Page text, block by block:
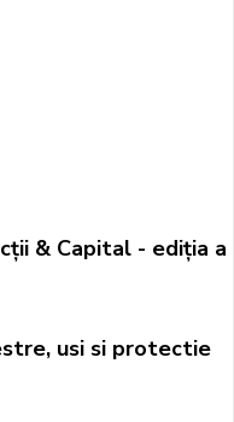
& Capital - ediția a
usi si protectie